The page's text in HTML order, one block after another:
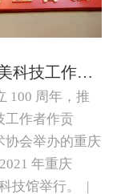
王智彪教授获2021年重庆市“最美科技工作者”表彰
100 周年，推
工作者作贡
协会举办的重庆
年重庆
技馆举行。 |